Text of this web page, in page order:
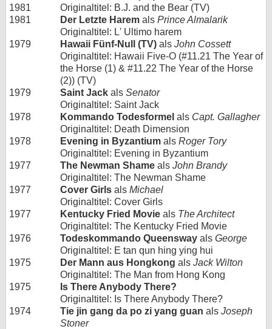
1981
Originaltitel: B.J. and the Bear (TV)
1981
Der Letzte Harem als Prince Almalarik
Originaltitel: L' Ultimo harem
1979
Hawaii Fünf-Null (TV) als John Cossett
Originaltitel: Hawaii Five-O (#11.21 The Year of
the Horse (1) & #11.22 The Year of the Horse
(2)) (TV)
1979
Saint Jack als Senator
Originaltitel: Saint Jack
1978
Kommando Todesformel als Capt. Gallagher
Originaltitel: Death Dimension
1978
Evening in Byzantium als Roger Tory
Originaltitel: Evening in Byzantium
1977
The Newman Shame als John Brandy
Originaltitel: The Newman Shame
1977
Cover Girls als Michael
Originaltitel: Cover Girls
1977
Kentucky Fried Movie als The Architect
Originaltitel: The Kentucky Fried Movie
1976
Todeskommando Queensway als George
Originaltitel: E tan qun hing ying hui
1975
Der Mann aus Hongkong als Jack Wilton
Originaltitel: The Man from Hong Kong
1975
Is There Anybody There?
Originaltitel: Is There Anybody There?
1974
Tie jin gang da po zi yang guan als Joseph
Stoner